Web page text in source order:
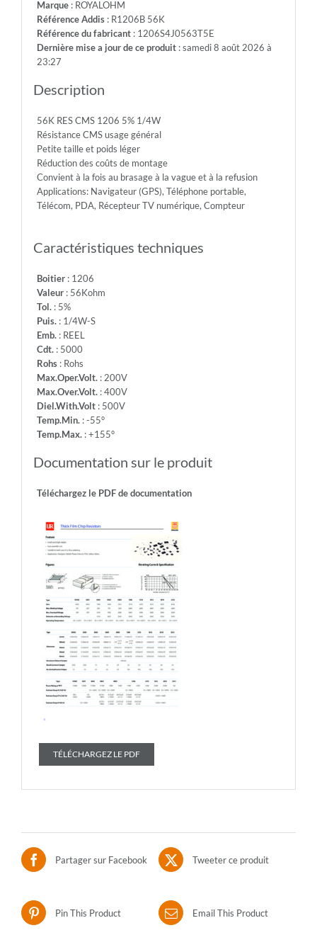
-
Max.Over.Volt.:
400V
-55°
-
Temp.Max.:
+155°
Marque: ROYALOHM
Référence Addis: R1206B 56K
Référence du fabricant: 1206S4J0563T5E
Dernière mise a jour de ce produit: samedi 8 août 2026 à
23:27
Description
56K RES CMS 1206 5% 1/4W
Résistance CMS usage général
Petite taille et poids léger
Réduction des coûts de montage
Convient à la fois au brasage à la vague et à la refusion
Applications: Navigateur (GPS), Téléphone portable,
Télécom, PDA, Récepteur TV numérique, Compteur
Caractéristiques techniques
Boitier: 1206
Valeur: 56Kohm
Tol.: 5%
Puis.: 1/4W-S
Emb.: REEL
Cdt.: 5000
Rohs: Rohs
Max.Oper.Volt.: 200V
Max.Over.Volt.: 400V
Diel.With.Volt: 500V
Temp.Min.: -55°
Temp.Max.: +155°
Documentation sur le produit
Téléchargez le PDF de documentation
TÉLÉCHARGEZ LE PDF
Partager sur Facebook Tweeter ce produit
Pin This Product Email This Product